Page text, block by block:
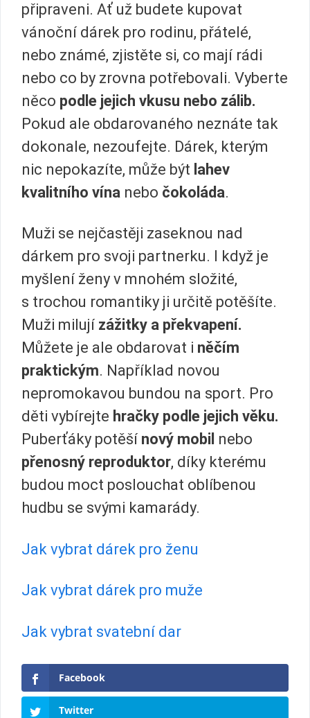
připraveni. Ať už budete kupovat
vánoční dárek pro rodinu, přátelé,
nebo známé, zjistěte si, co mají rádi
nebo co by zrovna potřebovali. Vyberte
něco podle jejich vkusu nebo zálib.
Pokud ale obdarovaného neznáte tak
dokonale, nezoufejte. Dárek, kterým
nic nepokazíte, může být lahev
kvalitního vína nebo čokoláda.
Muži se nejčastěji zaseknou nad
dárkem pro svoji partnerku. I když je
myšlení ženy v mnohém složité,
s trochou romantiky ji určitě potěšíte.
Muži milují zážitky a překvapení.
Můžete je ale obdarovat i něčím
praktickým. Například novou
nepromokavou bundou na sport. Pro
děti vybírejte hračky podle jejich věku.
Puberťáky potěší nový mobil nebo
přenosný reproduktor, díky kterému
budou moct poslouchat oblíbenou
hudbu se svými kamarády.
Jak vybrat dárek pro ženu
Jak vybrat dárek pro muže
Jak vybrat svatební dar
Facebook
Twitter